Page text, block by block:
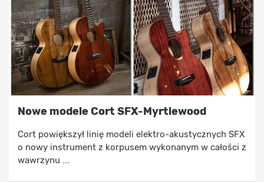
Nowe modele Cort SFX-Myrtlewood
Cort powiększył linię modeli elektro-akustycznych SFX
o nowy instrument z korpusem wykonanym w całości z
wawrzynu ...